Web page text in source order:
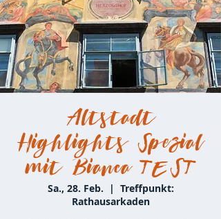
Altstadt
Highlights Spezial
mit Bianca TEST
Sa., 28. Feb.
  |
Treffpunkt:
Rathausarkaden